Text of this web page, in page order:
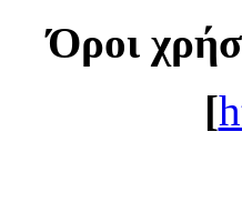
Όροι
[